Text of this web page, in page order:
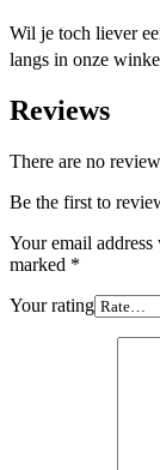
Wil je toch liever
langs in onze
Reviews
There are no
Be the first to
Your email
marked *
Your rating